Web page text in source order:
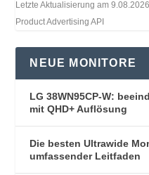
Letzte Aktualisierung am
Product Advertising API
NEUE MONITORE
LG 38WN95CP-W:
mit QHD+ Auflösung
Die besten Ultrawide
umfassender Leitfaden